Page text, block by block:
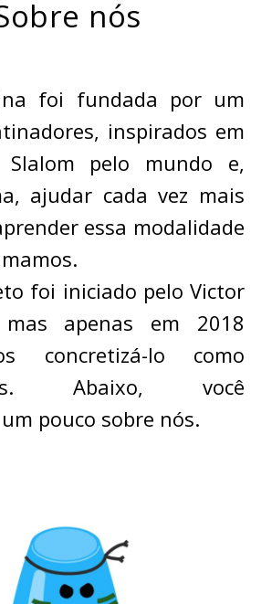
nós
foi fundada por um
inspirados em
pelo mundo e,
ajudar cada vez mais
essa modalidade
foi iniciado pelo Victor
apenas em 2018
concretizá-lo como
Abaixo, você
pouco sobre nós.